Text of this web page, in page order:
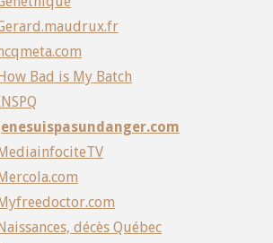
hcqmeta.com
How Bad is My Batch
MediainfociteTV
Mercola.com
Myfreedoctor.com
Naissances, décès Québec